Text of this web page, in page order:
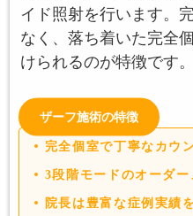
イド照射を行います。
なく、落ち着いた完全
けられるのが特徴です。
ザーフ施術の特徴
完全個室で丁寧なカウ
3段階モードのオーダー
院長は豊富な症例実績